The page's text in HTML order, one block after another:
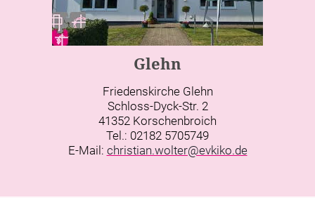
Glehn
Friedenskirche Glehn
Schloss-Dyck-Str. 2
41352 Korschenbroich
Tel.: 02182 5705749
E-Mail: christian.wolter@evkiko.de